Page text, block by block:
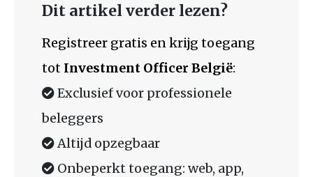
Dit artikel verder lezen?
Registreer gratis en krijg toegang
tot Investment Officer België:
Exclusief voor professionele
beleggers
Altijd opzegbaar
Onbeperkt toegang: web, app,